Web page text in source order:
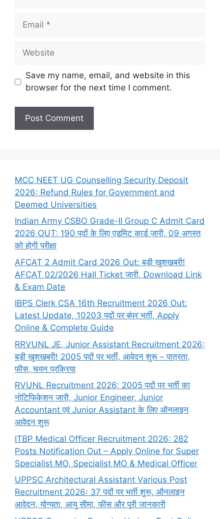
Email
Website
Save my name, email, and website in this
browser for the next time I comment.
MCC NEET UG Counselling Security Deposit
2026: Refund Rules for Government and
Deemed Universities
Indian Army CSBO Grade-II Group C Admit Card
2026 OUT: 190 पदों के लिए एडमिट कार्ड जारी, 09 अगस्त
को होगी परीक्षा
AFCAT 2 Admit Card 2026 Out: बड़ी खुशखबरी!
AFCAT 02/2026 Hall Ticket जारी, Download Link
& Exam Date
IBPS Clerk CSA 16th Recruitment 2026 Out:
Latest Update, 10203 पदों पर बंपर भर्ती, Apply
Online & Complete Guide
RRVUNL JE, Junior Assistant Recruitment 2026:
बड़ी खुशखबरी! 2005 पदों पर भर्ती, आवेदन शुरू – पात्रता,
फीस, चयन प्रक्रिया
RVUNL Recruitment 2026: 2005 पदों पर भर्ती का
नोटिफिकेशन जारी, Junior Engineer, Junior
Accountant एवं Junior Assistant के लिए ऑनलाइन
आवेदन शुरू
ITBP Medical Officer Recruitment 2026: 282
Posts Notification Out – Apply Online for Super
Specialist MO, Specialist MO & Medical Officer
UPPSC Architectural Assistant Various Post
Recruitment 2026: 37 पदों पर भर्ती शुरू, ऑनलाइन
आवेदन, योग्यता, आयु सीमा, फीस और पूरी जानकारी